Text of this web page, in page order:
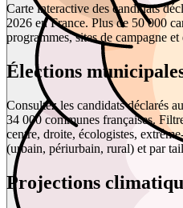
Carte interactive des candidats
2026 en France. Plus de 50 000
programmes, sites de campagne
Élections
Consultez les candidats déclarés
34 000 communes françaises.
centre, droite, écologistes,
(urbain, périurbain, rural) et par
Projections